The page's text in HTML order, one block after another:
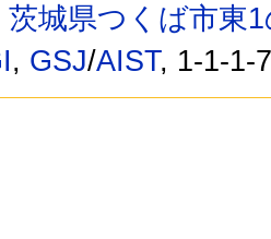
茨城県つくば市東
, GSJ/AIST, 1-1-1-